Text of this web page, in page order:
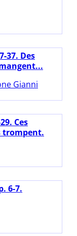
37. Des
Gianni
Ces
trompent.
6-7.